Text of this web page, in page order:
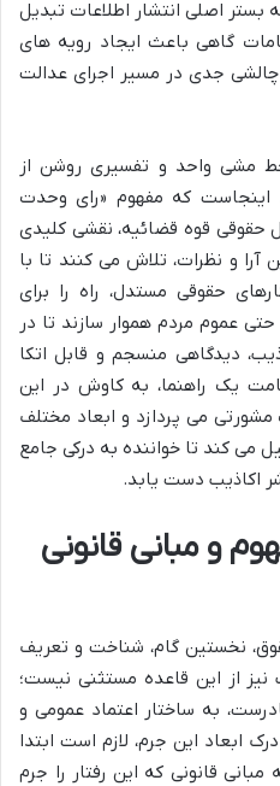
اصلی انتشار اطلاعات تبدیل
گاهی باعث ایجاد رویه های
جدی در مسیر اجرای عدالت
مشی واحد و تفسیری روشن از
اینجاست که مفهوم «رای وحدت
حقوقی قوه قضائیه، نقشی کلیدی
آرا و نظرات، تلاش می کنند تا با
حقوقی مستدل، راه را برای
عموم مردم هموار سازند تا در
دیدگاهی منسجم و قابل اتکا
یک راهنما، به کاوش در این
می پردازد و ابعاد مختلف
می کند تا خواننده به درکی جامع
اکاذیب دست یابد.
و مبانی قانونی
نخستین گام، شناخت و تعریف
از این قاعده مستثنی نیست؛
به ساختار اعتماد عمومی و
ابعاد این جرم، لازم است ابتدا
قانونی که این رفتار را جرم